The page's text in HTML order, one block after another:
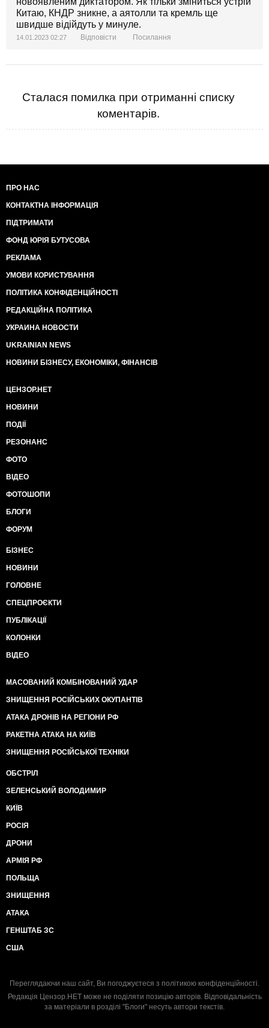
Китаю, КНДР зникне, а аятолли та кремль ще
швидше відійдуть у минуле.
14.01.2023 02:27 Відповісти Посилання
Сталася помилка при отриманні списку
коментарів.
ПРО НАС
КОНТАКТНА ІНФОРМАЦІЯ
ПІДТРИМАТИ
ФОНД ЮРІЯ БУТУСОВА
РЕКЛАМА
УМОВИ КОРИСТУВАННЯ
ПОЛІТИКА КОНФІДЕНЦІЙНОСТІ
РЕДАКЦІЙНА ПОЛІТИКА
УКРАИНА НОВОСТИ
UKRAINIAN NEWS
НОВИНИ БІЗНЕСУ, ЕКОНОМІКИ, ФІНАНСІВ
ЦЕНЗОР.НЕТ
НОВИНИ
ПОДІЇ
РЕЗОНАНС
ФОТО
ВІДЕО
ФОТОШОПИ
БЛОГИ
ФОРУМ
БІЗНЕС
НОВИНИ
ГОЛОВНЕ
СПЕЦПРОЄКТИ
ПУБЛІКАЦІЇ
КОЛОНКИ
ВІДЕО
МАСОВАНИЙ КОМБІНОВАНИЙ УДАР
ЗНИЩЕННЯ РОСІЙСЬКИХ ОКУПАНТІВ
АТАКА ДРОНІВ НА РЕГІОНИ РФ
РАКЕТНА АТАКА НА КИЇВ
ЗНИЩЕННЯ РОСІЙСЬКОЇ ТЕХНІКИ
ОБСТРІЛ
ЗЕЛЕНСЬКИЙ ВОЛОДИМИР
КИЇВ
РОСІЯ
ДРОНИ
АРМІЯ РФ
ПОЛЬЩА
ЗНИЩЕННЯ
АТАКА
ГЕНШТАБ ЗС
США
Переглядаючи наш сайт, Ви погоджуєтеся з політикою конфіденційності.
Редакція Цензор.НЕТ може не поділяти позицію авторів. Відповідальність
за матеріали в розділі "Блоги" несуть автори текстів.